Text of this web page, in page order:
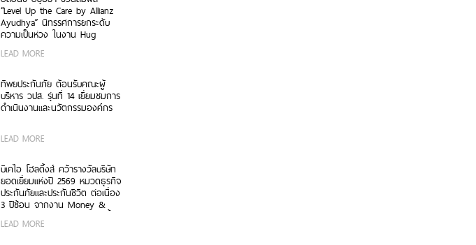
“Level Up the Care by Allianz
Ayudhya” นิทรรศการยกระดับ
ความเป็นห่วง ในงาน Hug
LEAD MORE
ทิพยประกันภัย ต้อนรับคณะผู้
บริหาร วปส. รุ่นที่ 14 เยี่ยมชมการ
ดำเนินงานและนวัตกรรมองค์กร
LEAD MORE
บีเคไอ โฮลดิ้งส์ คว้ารางวัลบริษัท
ยอดเยี่ยมแห่งปี 2569 หมวดธุรกิจ
ประกันภัยและประกันชีวิต ต่อเนื่อง
3 ปีซ้อน จากงาน Money &
ศักยภาพการเติบโตอย่างโดดเด่น
LEAD MORE